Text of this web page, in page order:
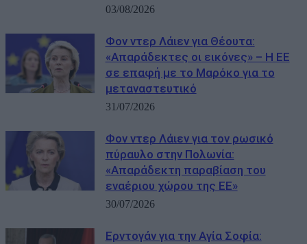
03/08/2026
Φον ντερ Λάιεν για Θέουτα:
«Απαράδεκτες οι εικόνες» – Η ΕΕ
σε επαφή με το Μαρόκο για το
μεταναστευτικό
31/07/2026
Φον ντερ Λάιεν για τον ρωσικό
πύραυλο στην Πολωνία:
«Απαράδεκτη παραβίαση του
εναέριου χώρου της ΕΕ»
30/07/2026
Ερντογάν για την Αγία Σοφία: